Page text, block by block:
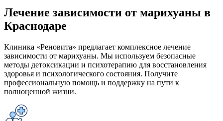
Лечение зависимости от марихуаны в
Краснодаре
Клиника «Реновита» предлагает комплексное лечение
зависимости от марихуаны. Мы используем безопасные
методы детоксикации и психотерапию для восстановления
здоровья и психологического состояния. Получите
профессиональную помощь и поддержку на пути к
полноценной жизни.